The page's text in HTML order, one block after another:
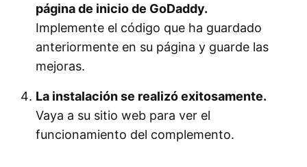
página de inicio de GoDaddy.
Implemente el código que ha guardado
anteriormente en su página y guarde las
mejoras.
La instalación se realizó exitosamente.
Vaya a su sitio web para ver el
funcionamiento del complemento.